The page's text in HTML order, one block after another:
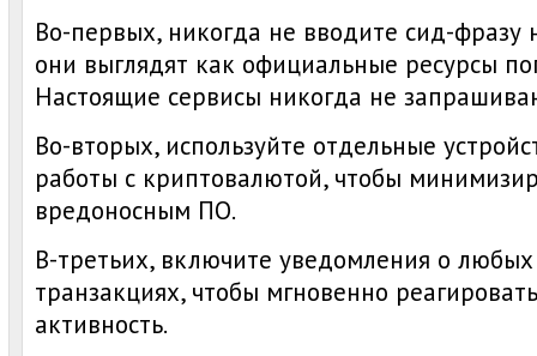
Во-первых, никогда не вводите сид-фразу
они выглядят как официальные ресурсы
Настоящие сервисы никогда не
Во-вторых, используйте отдельные
работы с криптовалютой, чтобы
вредоносным ПО.
В-третьих, включите уведомления о
транзакциях, чтобы мгновенно
активность.